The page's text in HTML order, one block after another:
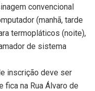
convencional
(manhã, tarde
termopláticos (noite),
de sistema
inscrição deve ser
fica na Rua Álvaro de